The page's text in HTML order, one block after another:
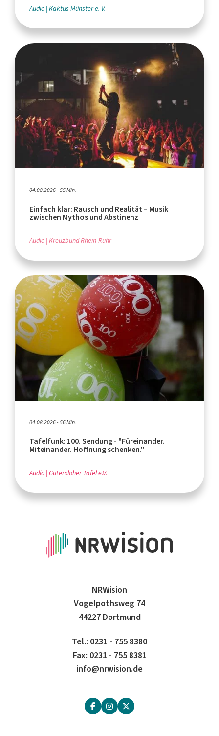
Audio Kaktus Münster e. V.
04.08.2026 - 55 Min.
Einfach klar: Rausch und Realität – Musik
zwischen Mythos und Abstinenz
Audio Kreuzbund Rhein-Ruhr
04.08.2026 - 56 Min.
Tafelfunk: 100. Sendung - "Füreinander.
Miteinander. Hoffnung schenken."
Audio Gütersloher Tafel e.V.
NRWision
Vogelpothsweg 74
44227 Dortmund
Tel.: 0231 - 755 8380
Fax: 0231 - 755 8381
info@nrwision.de